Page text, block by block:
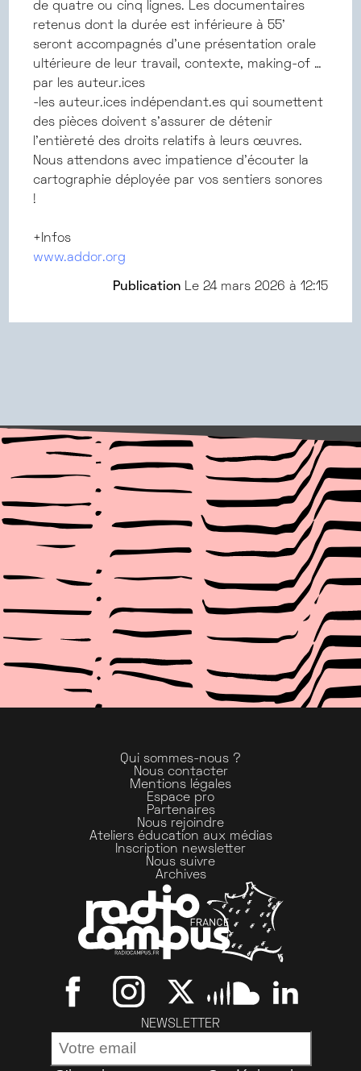
de quatre ou cinq lignes. Les documentaires
retenus dont la durée est inférieure à 55’
seront accompagnés d’une présentation orale
ultérieure de leur travail, contexte, making-of …
par les auteur.ices
-les auteur.ices indépendant.es qui soumettent
des pièces doivent s’assurer de détenir
l’entièreté des droits relatifs à leurs œuvres.
Nous attendons avec impatience d’écouter la
cartographie déployée par vos sentiers sonores
!
+Infos
www.addor.org
PublicationLe 24 mars 2026 à 12:15
Qui sommes-nous ?
Nous contacter
Mentions légales
Espace pro
Partenaires
Nous rejoindre
Ateliers éducation aux médias
Inscription newsletter
Nous suivre
Archives
NEWSLETTER